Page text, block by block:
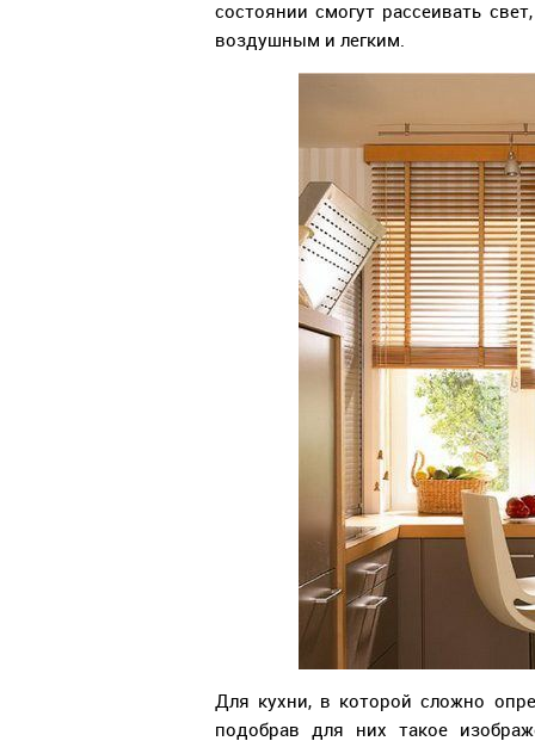
состоянии смогут рассеивать
воздушным и легким.
Для кухни, в которой сложно
подобрав для них такое